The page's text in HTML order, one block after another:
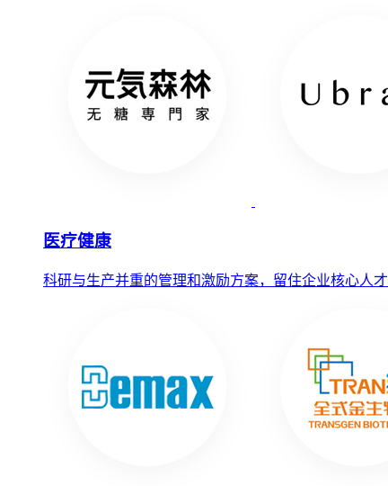
医疗健康
科研与生产并重的管理和激励方案，留住企业核心人才